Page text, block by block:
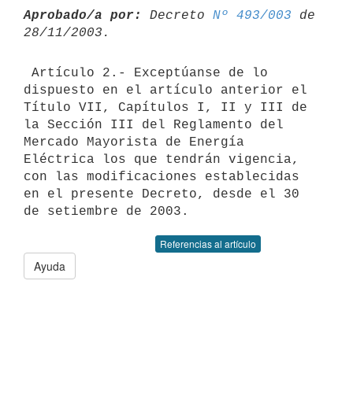
Aprobado/a por: Decreto Nº 493/003 de
dispuesto en el artículo anterior el
Título VII, Capítulos I, II y III de
la Sección III del Reglamento del
Mercado Mayorista de Energía
Eléctrica los que tendrán vigencia,
con las modificaciones establecidas
en el presente Decreto, desde el 30
Referencias al artículo
Ayuda